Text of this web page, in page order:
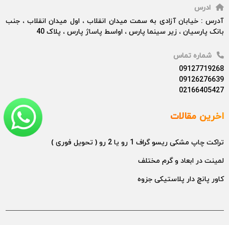
ادرس
آدرس : خیابان آزادی به سمت میدان انقلاب ، اول میدان انقلاب ، جنب
بانک پارسیان ، زیر سینما پارس ، اواسط پاساژ پارس ، پلاک 40
شماره تماس
09127719268
09126276639
02166405427
اخرین مقالات
تراکت چاپ مشکی ریسو گراف 1 رو یا 2 رو ( تحویل فوری )
لمینت در ابعاد و گرم مختلف
کاور پانچ دار پلاستیکی جزوه